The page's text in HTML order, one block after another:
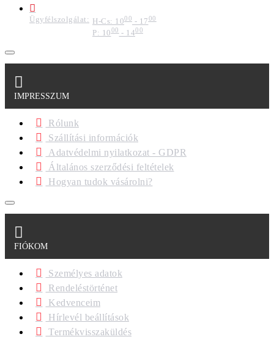
Ügyfélszolgálat: H-Cs: 1000 - 1700
P: 1000- 1400
IMPRESSZUM
Rólunk
Szállítási információk
Adatvédelmi nyilatkozat - GDPR
Általános szerződési feltételek
Hogyan tudok vásárolni?
FIÓKOM
Személyes adatok
Rendeléstörténet
Kedvenceim
Hírlevél beállítások
Termékvisszaküldés